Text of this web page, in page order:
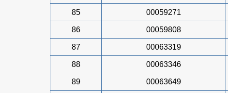
85 00059271
86 00059808
87 00063319
88 00063346
89 00063649